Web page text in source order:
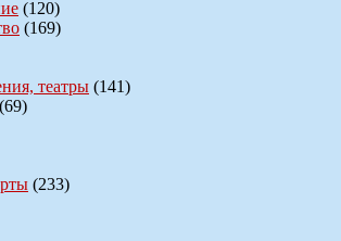
(120)
(169)
театры (141)
(69)
(233)